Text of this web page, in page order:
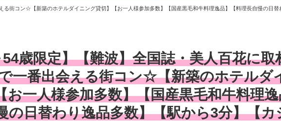
る街コン☆【新築のホテルダイニング貸切】【お一人様参加多数】【国産黒毛和牛料理逸品】【料理長自慢の日替
歳限定】【難波】全国誌・美人百花に取
一番出会える街コン☆【新築のホテルダ
お一人様参加多数】【国産黒毛和牛料理
の日替わり逸品多数】【駅から3分】【カ